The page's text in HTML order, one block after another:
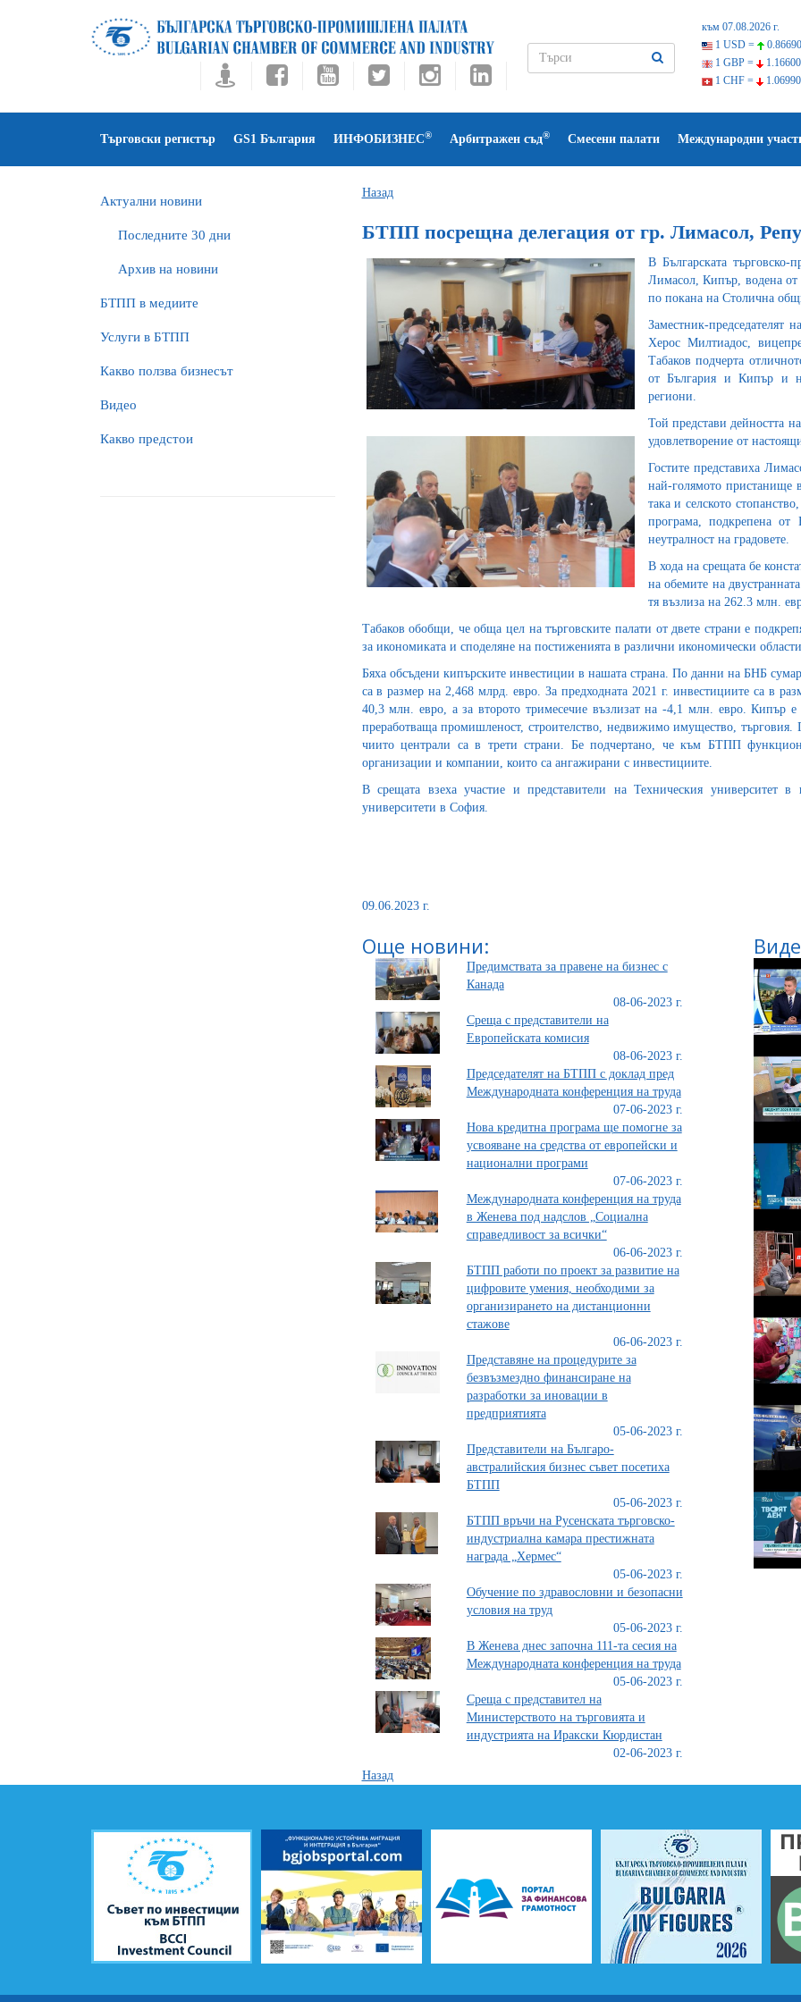
към 07.08.2026 г.
1 USD =
1 GBP =
1 CHF =
Търговски регистър GS1 България ИНФОБИЗНЕС® Арбитражен съд® Смесени палати Международни
Актуални новини
Последните 30 дни
Архив на новини
БTПП в медиите
Услуги в БТПП
Какво ползва бизнесът
Видео
Какво предстои
Назад
БТПП посрещна делегация от гр. Лимасол,
В Българската
Лимасол, Кипър, водена от
по покана на Столична
Заместник-
Херос Милтиадос,
Табаков подчерта
от България и Кипър и
региони.
Той представи дейността
удовлетворение от
Гостите представиха
най-голямото пристанище
така и селското
програма, подкрепена от
неутралност на градовете.
В хода на срещата бе
на обемите на
тя възлиза на 262.3 млн.
Табаков обобщи, че обща цел на търговските палати от двете страни е
за икономиката и споделяне на постиженията в различни икономически
Бяха обсъдени кипърските инвестиции в нашата страна. По данни на БНБ
са в размер на 2,468 млрд. евро. За предходната 2021 г. инвестициите са в
40,3 млн. евро, а за второто тримесечие възлизат на -4,1 млн. евро. Кипър
преработваща промишленост, строителство, недвижимо имущество, търговия.
чиито централи са в трети страни. Бе подчертано, че към БТПП
организации и компании, които са ангажирани с инвестициите.
В срещата взеха участие и представители на Техническия университет
университети в София.
09.06.2023 г.
Още новини:
Предимствата за правене на бизнес с
Канада
08-06-2023 г.
Среща с представители на
Европейската комисия
08-06-2023 г.
Председателят на БТПП с доклад пред
Международната конференция на труда
07-06-2023 г.
Нова кредитна програма ще помогне за
усвояване на средства от европейски и
национални програми
07-06-2023 г.
Международната конференция на труда
в Женева под надслов „Социална
справедливост за всички“
06-06-2023 г.
БТПП работи по проект за развитие на
цифровите умения, необходими за
организирането на дистанционни
стажове
06-06-2023 г.
Представяне на процедурите за
безвъзмездно финансиране на
разработки за иновации в
предприятията
05-06-2023 г.
Представители на Българо-
австралийския бизнес съвет посетиха
БТПП
05-06-2023 г.
БТПП връчи на Русенската търговско-
индустриална камара престижната
награда „Хермес“
05-06-2023 г.
Обучение по здравословни и безопасни
условия на труд
05-06-2023 г.
В Женева днес започна 111-та сесия на
Международната конференция на труда
05-06-2023 г.
Среща с представител на
Министерството на търговията и
индустрията на Иракски Кюрдистан
02-06-2023 г.
Назад